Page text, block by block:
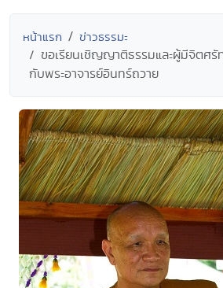
หน้าแรก ข่าวธรรมะ
ขอเรียนเชิญญาติธรรมและผู้มีจิตศ
กับพระอาจารย์อินทร์ถวาย